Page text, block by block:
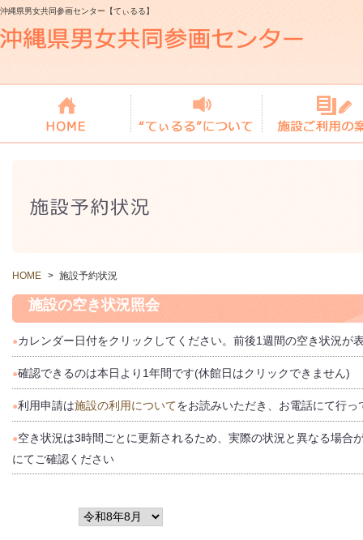
沖縄県男女共同参画センター【てぃるる】
HOME > 施設予約状況
施設の空き状況照会
●カレンダー日付をクリックしてください。前後1週間の空き状況が
●確認できるのは本日より1年間です(休館日はクリックできません)
●利用申請は施設の利用についてをお読みいただき、お電話にて行っ
●空き状況は3時間ごとに更新されるため、実際の状況と異なる場合
にてご確認ください